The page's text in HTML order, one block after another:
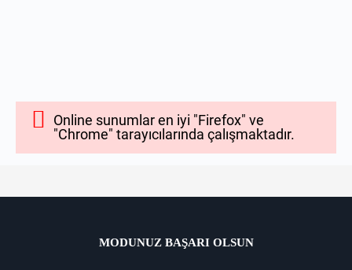
Online sunumlar en iyi "Firefox" ve
"Chrome" tarayıcılarında çalışmaktadır.
MODUNUZ BAŞARI OLSUN